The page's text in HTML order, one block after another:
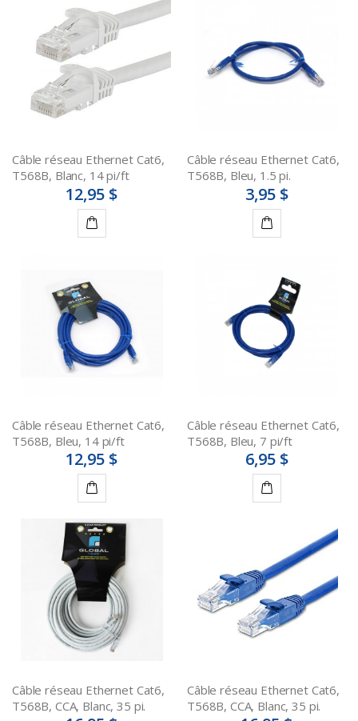
au
panier
Câble réseau Ethernet Cat6,
T568B, Blanc, 14 pi/ft
12,95 $
panier
Câble réseau Ethernet Cat6,
T568B, Bleu, 1.5 pi.
3,95 $
panier
Câble réseau Ethernet Cat6,
T568B, Bleu, 14 pi/ft
12,95 $
au
panier
Câble réseau Ethernet Cat6,
T568B, Bleu, 7 pi/ft
6,95 $
panier
Câble réseau Ethernet Cat6,
T568B, CCA, Blanc, 35 pi.
Câble réseau Ethernet Cat6,
T568B, CCA, Blanc, 35 pi.